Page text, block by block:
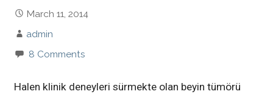
March 11, 2014
admin
8 Comments
Halen klinik deneyleri sürmekte olan beyin tümörü